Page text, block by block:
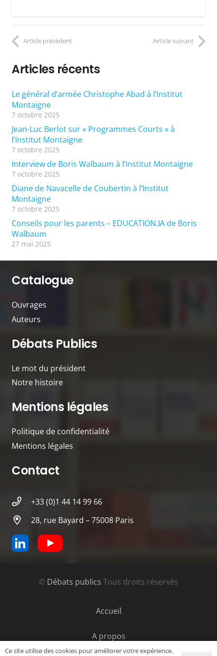
Article précédent Article suivant
Articles récents
Le général d’armée Christophe Abad à l’Institut
Montaigne
7 octobre 2025
Jean-Luc Berlot sur « Programmes Courts » à
l’Institut Montaigne
7 octobre 2025
Interview de Boris Walbaum à l’Institut Montaigne
7 octobre 2025
Diane de Navacelle de Coubertin à l’Institut
Montaigne
7 octobre 2025
Conseils pour les parents – EDUCATION.IA de Boris
Walbaum
27 mai 2025
Catalogue
Ouvrages
Auteurs
Débats Publics
Le mot du président
Notre histoire
Mentions légales
Politique de confidentialité
Mentions légales
Contact
+33 (0)1 44 14 99 66
28, rue Bayard – 75008 Paris
© Débats publics Tous droits réservés
Accueil
A propos
Ce site utilise des cookies pour améliorer votre expérience.